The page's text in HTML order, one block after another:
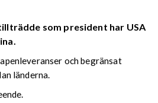
som president har USA
och begränsat
länderna.